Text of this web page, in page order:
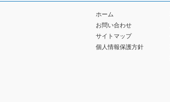
ホーム
お問い合わせ
サイトマップ
個人情報保護方針